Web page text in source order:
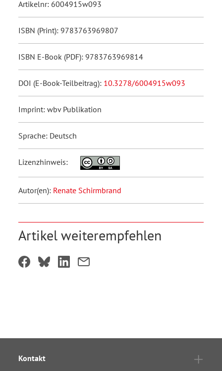
Artikelnr: 6004915w093
ISBN (Print): 9783763969807
ISBN E-Book (PDF): 9783763969814
DOI (E-Book-Teilbeitrag): 10.3278/6004915w093
Imprint: wbv Publikation
Sprache: Deutsch
Lizenzhinweis:
Autor(en): Renate Schirmbrand
Artikel weiterempfehlen
Kontakt